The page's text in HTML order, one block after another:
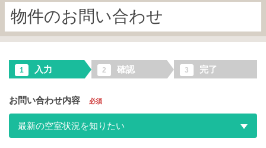
物件のお問い合わせ
1 入力 2 確認 3 完了
お問い合わせ内容 必須
最新の空室状況を知りたい